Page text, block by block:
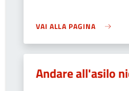
VAI ALLA PAGINA
Andare all'asilo